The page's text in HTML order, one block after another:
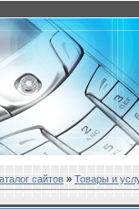
сайтов » Товары и